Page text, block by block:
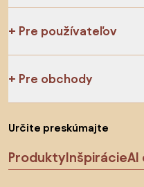
Pre používateľov
Pre obchody
Určite preskúmajte
ProduktyInšpirácieAI